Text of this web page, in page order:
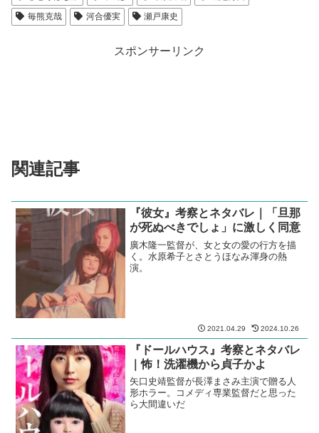
毎熊克哉
河合優実 瀬戸康史
スポンサーリンク
関連記事
『彼女』考察とネタバレ｜「旦那
が死ぬべきでしょ」に激しく同意
廣木隆一監督が、女と女の愛の行方を描
く。水原希子とさとうほなみ渾身の熱
演。
2021.04.29 2024.10.26
『ドールハウス』考察とネタバレ
｜怖！洗濯機から貞子かよ
矢口史靖監督が長澤まさみ主演で贈る人
形ホラー。コメディ専業監督だと思った
ら大間違いだ